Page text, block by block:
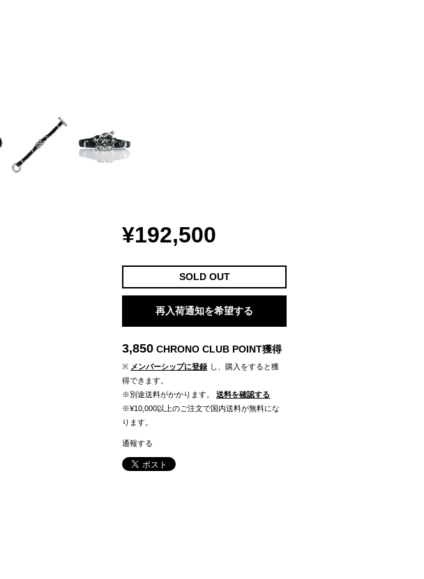
¥192,500
SOLD OUT
再入荷通知を希望する
3,850 CHRONO CLUB POINT獲得
※ メンバーシップに登録 し、購入をすると獲
得できます。
※別途送料がかかります。
送料を確認する
※¥10,000以上のご注文で国内送料が無料にな
ります。
通報する